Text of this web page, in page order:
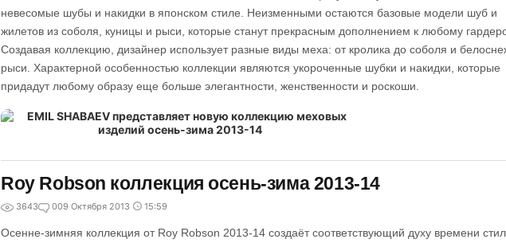
невесомые шубы и накидки в японском стиле. Неизменными остаются базовые модели шуб и
жилетов из соболя, куницы и рыси, которые станут прекрасным дополнением к любому
Создавая коллекцию, дизайнер использует разные виды меха: от кролика до соболя и
рыси. Характерной особенностью коллекции являются укороченные шубки и накидки, которые
придадут любому образу еще больше элегантности, женственности и роскоши.
Roy Robson коллекция осень-зима 2013-14
3643 009 Октября 2013 15:59
Осенне-зимняя коллекция от Roy Robson 2013-14 создаёт соответствующий духу времени